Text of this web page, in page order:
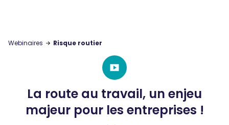
Webinaires Risque routier
La route au travail, un enjeu
majeur pour les entreprises !